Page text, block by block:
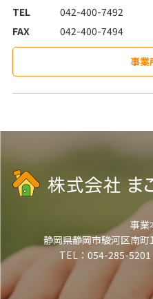
TEL
042-400-7492
FAX
042-400-7494
事業
事業
静岡県静岡市駿河区南
TEL：054-285-